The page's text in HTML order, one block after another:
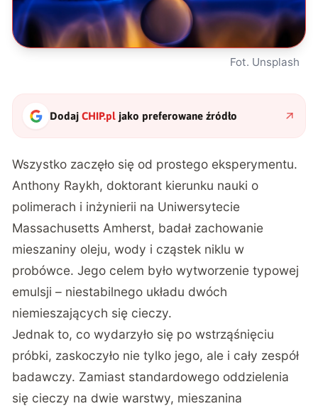
Fot. Unsplash
DodajCHIP.pl jako preferowane źródło
Wszystko zaczęło się od prostego eksperymentu.
Anthony Raykh, doktorant kierunku nauki o
polimerach i inżynierii na Uniwersytecie
Massachusetts Amherst, badał zachowanie
mieszaniny oleju, wody i cząstek niklu w
probówce. Jego celem było wytworzenie typowej
emulsji – niestabilnego układu dwóch
niemieszających się cieczy.
Jednak to, co wydarzyło się po wstrząśnięciu
próbki, zaskoczyło nie tylko jego, ale i cały zespół
badawczy. Zamiast standardowego oddzielenia
się cieczy na dwie warstwy, mieszanina